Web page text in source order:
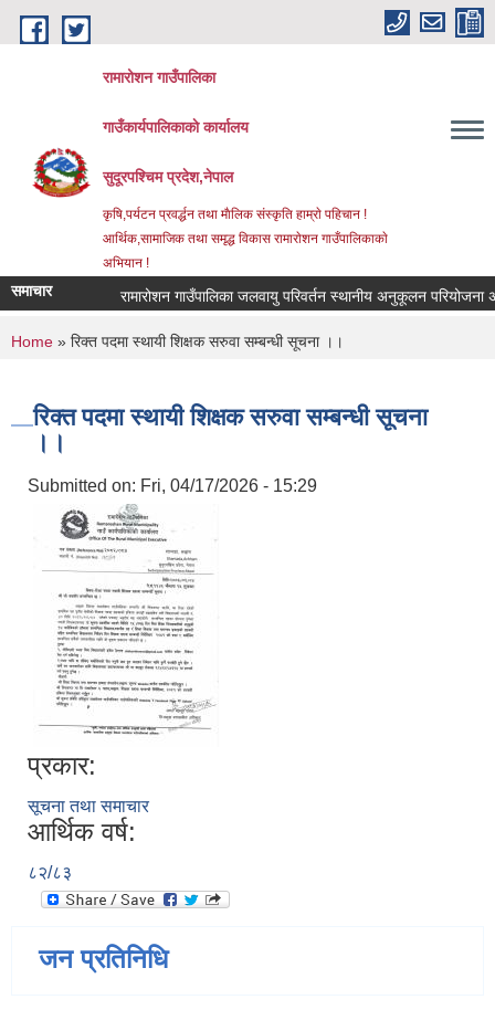
Skip to main content
रामारोशन गाउँपालिका
गाउँकार्यपालिकाकाे कार्यालय
सुदूरपश्चिम प्रदेश,नेपाल
कृषि,पर्यटन प्रवर्द्धन तथा माैलिक संस्कृति हाम्राे पहिचान !
आर्थिक,सामाजिक तथा समृद्ध विकास रामाराेशन गाउँपालिकाकाे
अभियान !
समाचार रामारोशन गाउँपालिका जलवायु परिवर्तन स्थानीय अनुकूलन परियोजना
You are here
Home » रिक्त पदमा स्थायी शिक्षक सरुवा सम्बन्धी सूचना ।।
रिक्त पदमा स्थायी शिक्षक सरुवा सम्बन्धी सूचना
।।
Submitted on: Fri, 04/17/2026 - 15:29
प्रकार:
सूचना तथा समाचार
आर्थिक वर्ष:
८२/८३
जन प्रतिनिधि